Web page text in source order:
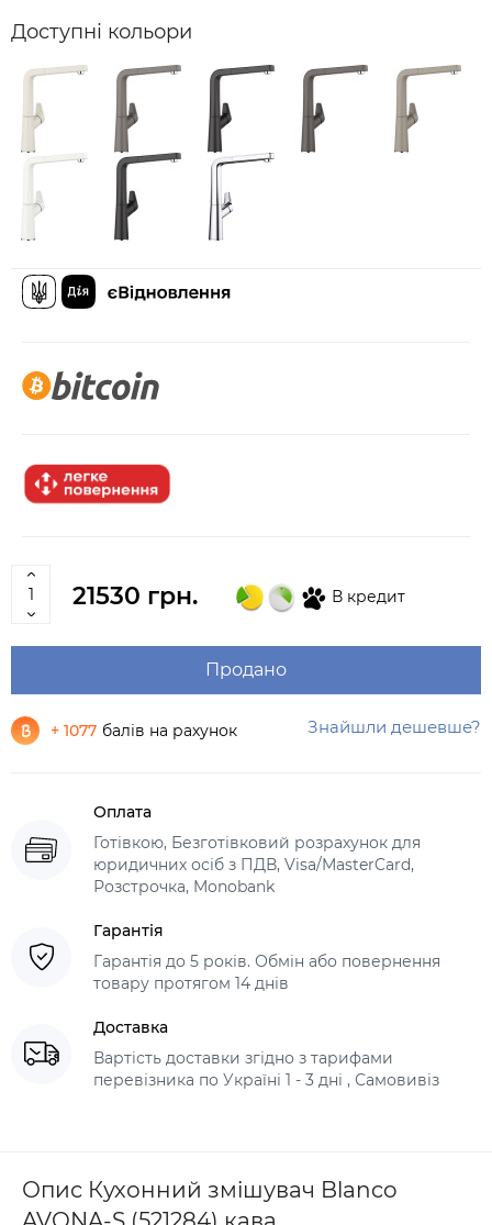
Доступні кольори
21530 грн. В кредит
Продано
+ 1077 балів на рахунок Знайшли дешевше?
Оплата
Готівкою, Безготівковий розрахунок для
юридичних осіб з ПДВ, Visa/MasterCard,
Розстрочка, Monobank
Гарантія
Гарантія до 5 років. Обмін або повернення
товару протягом 14 днів
Доставка
Вартість доставки згідно з тарифами
перевізника по Україні 1 - 3 дні , Самовивіз
Опис Кухонний змішувач Blanco